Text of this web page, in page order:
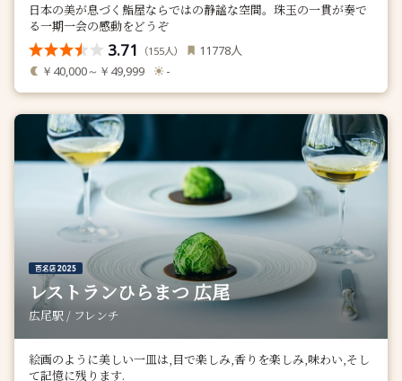
日本の美が息づく鮨屋ならではの静謐な空間。珠玉の一貫が奏で
る一期一会の感動をどうぞ
3.71 （155人） 11778人
￥40,000～￥49,999 -
レストランひらまつ 広尾
広尾駅 / フレンチ
絵画のように美しい一皿は,目で楽しみ,香りを楽しみ,味わい,そし
て記憶に残ります.